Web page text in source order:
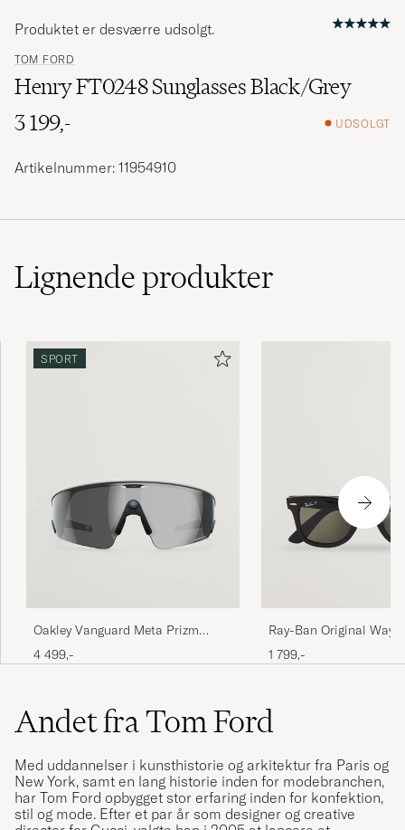
TOM FORD
Henry FT0248 Sunglasses Black/Grey
3 199,-
UDSOLGT
Produktet er desværre udsolgt.
Artikelnummer: 11954910
Lignendeprodukter
SPORT
Oakley Vanguard Meta Prizm
Sunglasses Black
4 499,-
Ray-Ban Original
Polarized Sunglasses
1 799,-
Andet fra Tom Ford
Med uddannelser i kunsthistorie og arkitektur fra Paris og
New York, samt en lang historie inden for modebranchen,
har Tom Ford opbygget stor erfaring inden for konfektion,
stil og mode. Efter et par år som designer og creative